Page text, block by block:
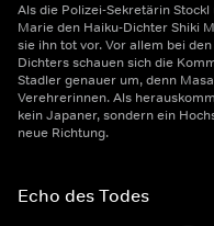
Als die Polizei-Sekretärin
Marie den Haiku-Dichter Shiki
sie ihn tot vor. Vor allem bei
Dichters schauen sich die
Stadler genauer um, denn
Verehrerinnen. Als
kein Japaner, sondern ein
neue Richtung.
Echo des Todes